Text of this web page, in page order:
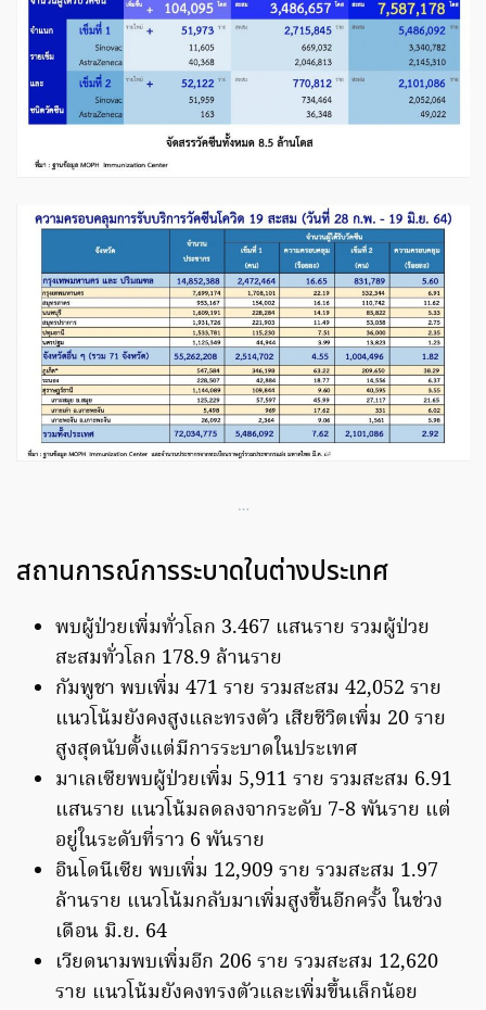
…
สถานการณ์การระบาดในต่างประเทศ
พบผู้ป่วยเพิ่มทั่วโลก 3.467 แสนราย รวมผู้ป่วย
สะสมทั่วโลก 178.9 ล้านราย
กัมพูชา พบเพิ่ม 471 ราย รวมสะสม 42,052 ราย
แนวโน้มยังคงสูงและทรงตัว เสียชีวิตเพิ่ม 20 ราย
สูงสุดนับตั้งแต่มีการระบาดในประเทศ
มาเลเซียพบผู้ป่วยเพิ่ม 5,911 ราย รวมสะสม 6.91
แสนราย แนวโน้มลดลงจากระดับ 7-8 พันราย แต่
อยู่ในระดับที่ราว 6 พันราย
อินโดนีเซีย พบเพิ่ม 12,909 ราย รวมสะสม 1.97
ล้านราย แนวโน้มกลับมาเพิ่มสูงขึ้นอีกครั้ง ในช่วง
เดือน มิ.ย. 64
เวียดนามพบเพิ่มอีก 206 ราย รวมสะสม 12,620
ราย แนวโน้มยังคงทรงตัวและเพิ่มขึ้นเล็กน้อย